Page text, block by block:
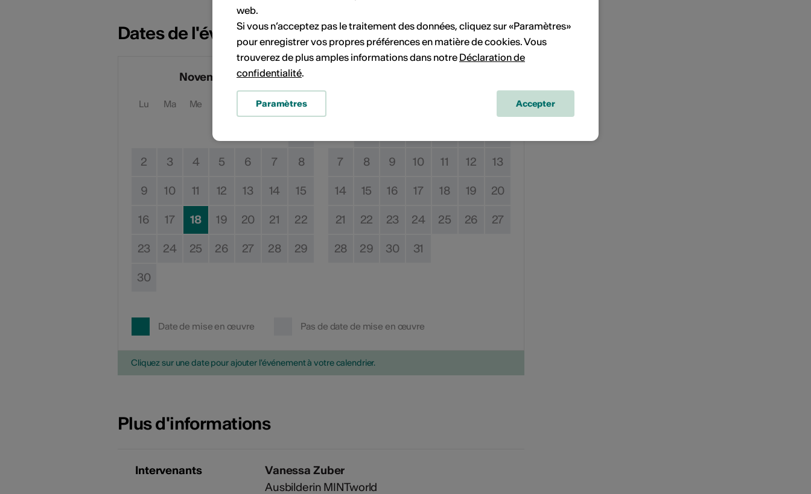
Dates de l'événement
Novembre 2026
Lu Ma Me Sa Di
2 3 4 5 6 7 8
9 10 11 12 13 14 15
16 17 18 19 20 21 22
23 24 25 26 27 28 29
30
7 8 9 10 11 12 13
14 15 16 17 18 19 20
21 22 23 24 25 26 27
28 29 30 31
Date de mise en œuvre Pas de date de mise en œuvre
Cliquez sur une date pour ajouter l'événement à votre calendrier.
Plus d'informations
Intervenants
Vanessa Zuber
Ausbilderin MINTworld
web.
Si vous n’acceptez pas le traitement des données, cliquez sur «Paramètres»
pour enregistrer vos propres préférences en matière de cookies. Vous
trouverez de plus amples informations dans notre Déclaration de
confidentialité.
Paramètres Accepter